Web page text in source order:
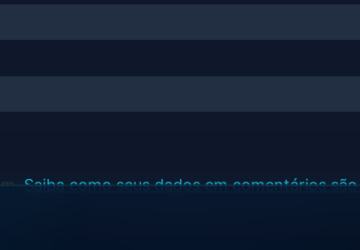
Saiba como seus dados em comentários